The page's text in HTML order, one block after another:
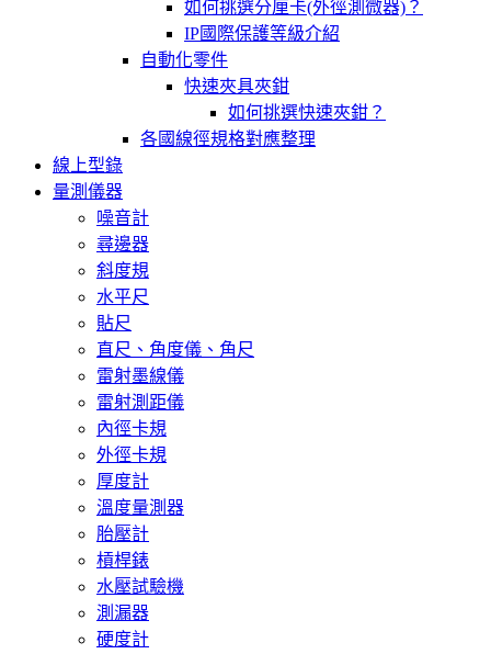
如何挑選分厘卡(外徑測微器)？
IP國際保護等級介紹
自動化零件
快速夾具夾鉗
如何挑選快速夾鉗？
各國線徑規格對應整理
線上型錄
量測儀器
噪音計
尋邊器
斜度規
水平尺
貼尺
直尺、角度儀、角尺
雷射墨線儀
雷射測距儀
內徑卡規
外徑卡規
厚度計
溫度量測器
胎壓計
槓桿錶
水壓試驗機
測漏器
硬度計